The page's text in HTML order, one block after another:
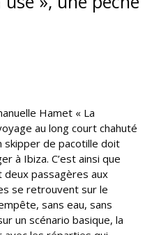
Hamet « La
au long court chahuté
de pacotille doit
à Ibiza. C’est ainsi que
deux passagères aux
se retrouvent sur le
sans eau, sans
un scénario basique, la